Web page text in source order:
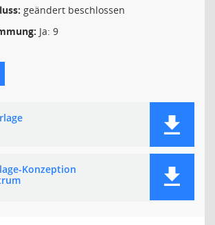
geändert beschlossen
Ja: 9
Konzeption